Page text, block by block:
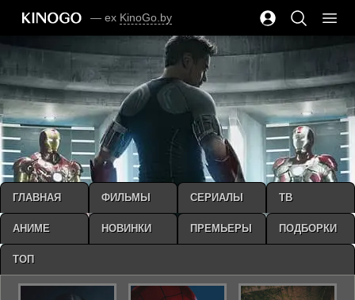
— ex KinoGo.by
ГЛАВНАЯ ФИЛЬМЫ СЕРИАЛЫ ТВ
АНИМЕ НОВИНКИ ПРЕМЬЕРЫ ПОДБОРКИ
ТОП